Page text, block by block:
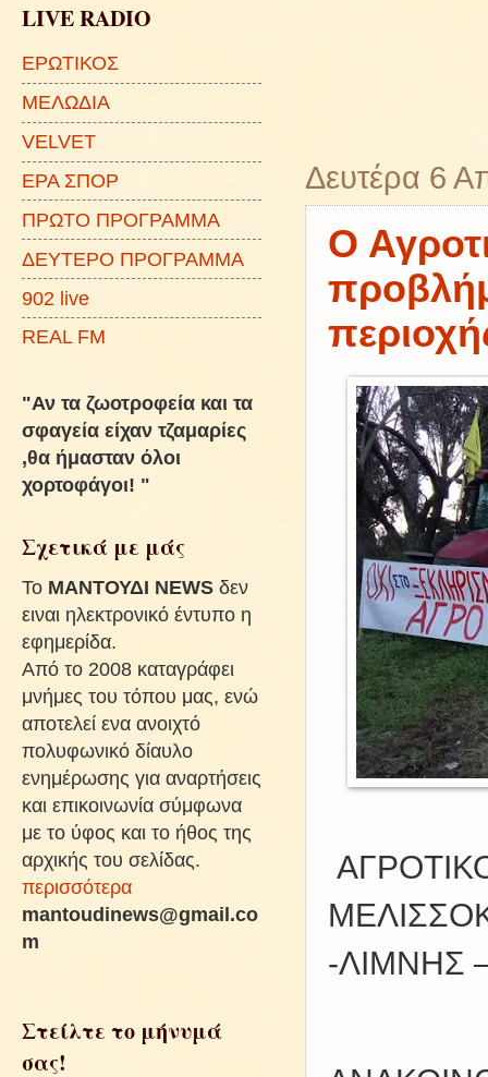
Δευτέρα 6
Ο
-ΛΙΜΝΗΣ
LIVE RADIO
ΕΡΩΤΙΚΟΣ
ΜΕΛΩΔΙΑ
VELVET
ΕΡΑ ΣΠΟΡ
ΠΡΩΤΟ ΠΡΟΓΡΑΜΜΑ
ΔΕΥΤΕΡΟ ΠΡΟΓΡΑΜΜΑ
902 live
REAL FM
"Αν τα ζωοτροφεία και τα
σφαγεία είχαν τζαμαρίες
,θα ήμασταν όλοι
χορτοφάγοι! "
Σχετικά με μάς
To ΜΑΝΤΟΥΔΙ NEWS δεν
ειναι ηλεκτρονικό έντυπο η
εφημερίδα.
Από το 2008 καταγράφει
μνήμες του τόπου μας, ενώ
αποτελεί ενα ανοιχτό
πολυφωνικό δίαυλο
ενημέρωσης για αναρτήσεις
και επικοινωνία σύμφωνα
με το ύφος και το ήθος της
αρχικής του σελίδας.
περισσότερα
mantoudinews@gmail.co
m
Στείλτε το μήνυμά
σας!